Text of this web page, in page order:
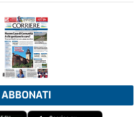
ABBONATI